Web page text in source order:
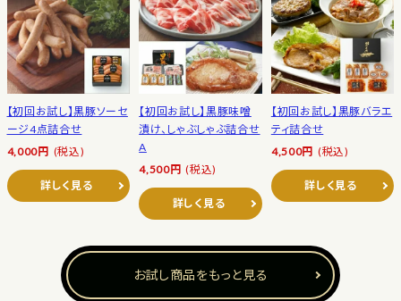
【初回お試し】黒豚ソーセ
ージ4点詰合せ
4,000円 (税込)
詳しく見る
【初回お試し】黒豚味噌
漬け、しゃぶしゃぶ詰合せ
A
4,500円 (税込)
詳しく見る
【初回お試し】黒豚バラエ
ティ詰合せ
4,500円 (税込)
詳しく見る
お試し商品をもっと見る